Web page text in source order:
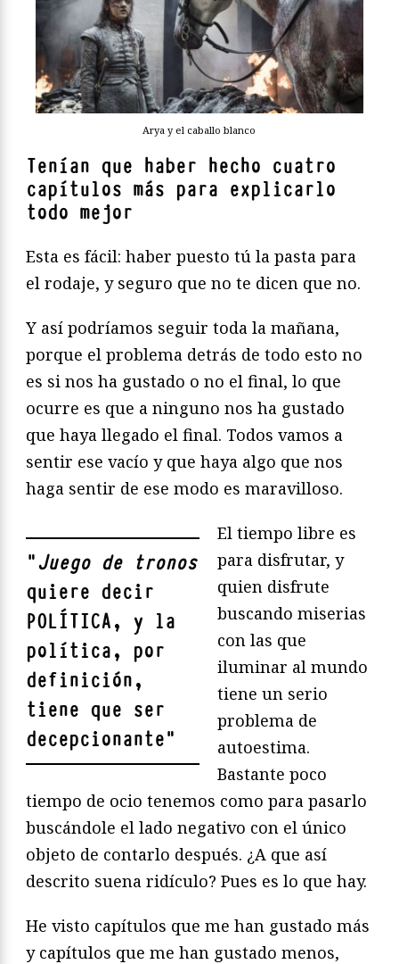
Arya y el caballo blanco
Tenían que haber hecho cuatro
capítulos más para explicarlo
todo mejor
Esta es fácil: haber puesto tú la pasta para
el rodaje, y seguro que no te dicen que no.
Y así podríamos seguir toda la mañana,
porque el problema detrás de todo esto no
es si nos ha gustado o no el final, lo que
ocurre es que a ninguno nos ha gustado
que haya llegado el final. Todos vamos a
sentir ese vacío y que haya algo que nos
haga sentir de ese modo es maravilloso.
"Juego de tronos
quiere decir
POLÍTICA, y la
política, por
definición,
tiene que ser
decepcionante"
El tiempo libre es
para disfrutar, y
quien disfrute
buscando miserias
con las que
iluminar al mundo
tiene un serio
problema de
autoestima.
Bastante poco
tiempo de ocio tenemos como para pasarlo
buscándole el lado negativo con el único
objeto de contarlo después. ¿A que así
descrito suena ridículo? Pues es lo que hay.
He visto capítulos que me han gustado más
y capítulos que me han gustado menos,